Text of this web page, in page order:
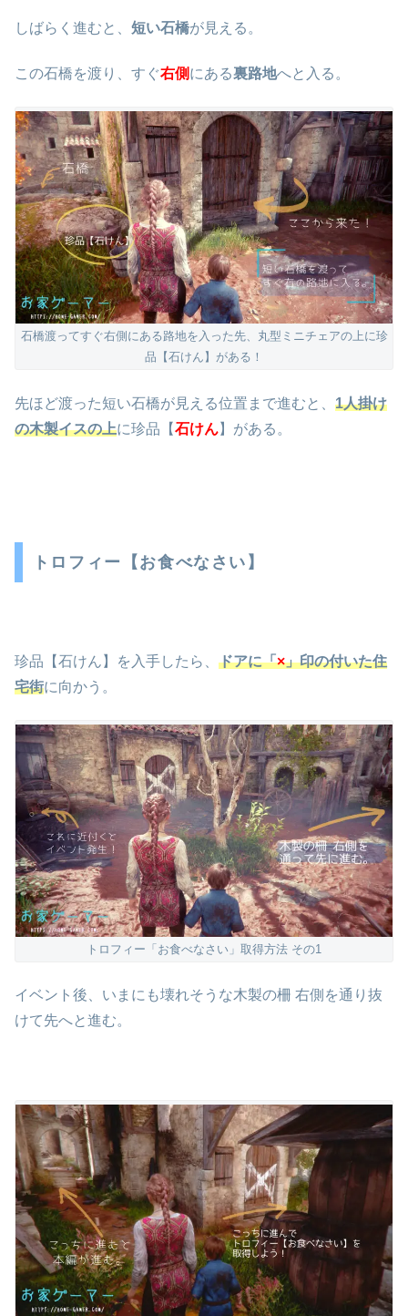
しばらく進むと、 短い石橋が見える。
この石橋を渡り、すぐ右側 にある裏路地へと入る。
石橋渡ってすぐ右側にある路地を入った先、丸型ミニチェアの上に珍
品【石けん】がある！
先ほど渡った短い石橋が見える位置まで進むと、 1人掛け
の木製イスの上に珍品【石けん】がある。
トロフィー【お食べなさい】
珍品【石けん】を入手したら、 ドアに「×」印の付いた住
宅街に向かう。
トロフィー「お食べなさい」取得方法 その1
イベント後、いまにも壊れそうな木製の柵 右側を通り抜
けて先へと進む。